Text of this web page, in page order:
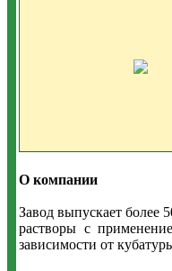
О компании
Завод выпускает более
растворы с
зависимости от